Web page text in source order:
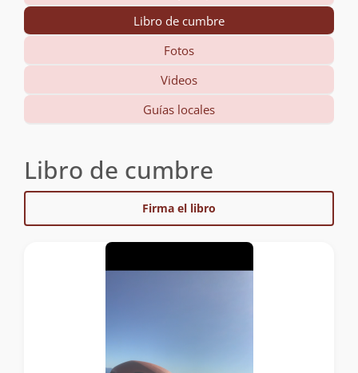
Libro de cumbre
Fotos
Videos
Guías locales
Libro de cumbre
Firma el libro